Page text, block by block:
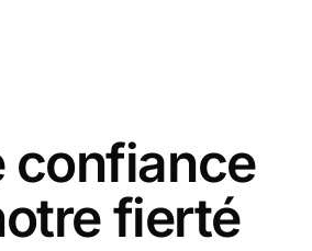
confiance
fierté